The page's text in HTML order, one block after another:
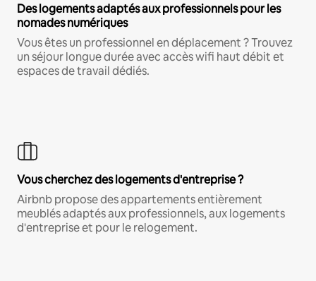
Des logements adaptés aux professionnels pour les
nomades numériques
Vous êtes un professionnel en déplacement ? Trouvez
un séjour longue durée avec accès wifi haut débit et
espaces de travail dédiés.
Vous cherchez des logements d'entreprise ?
Airbnb propose des appartements entièrement
meublés adaptés aux professionnels, aux logements
d'entreprise et pour le relogement.